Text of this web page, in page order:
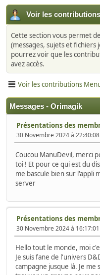
Voir les contributions
Cette section vous permet
(messages, sujets et fichiers
pourrez voir que les
avez accès.
Voir les contributions
Messages - Orimagik
Présentations des
30 Novembre 2024 à 22:40:08
Coucou ManuDevil, merci
toi ! Et pour ce qui est du
me bascule bien sur l'appli
server
Présentations des
30 Novembre 2024 à 16:17:01
Hello tout le monde, moi
Je suis fane de l'univers
campagne jusque là. Je me